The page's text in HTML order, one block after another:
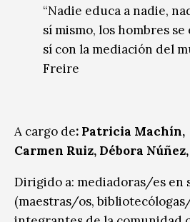
“Nadie educa a nadie,
sí mismo, los hombres
sí con la mediación del
Freire
A cargo de: Patricia
Carmen Ruiz, Débora
Dirigido a: mediadoras/es en
(maestras/os,